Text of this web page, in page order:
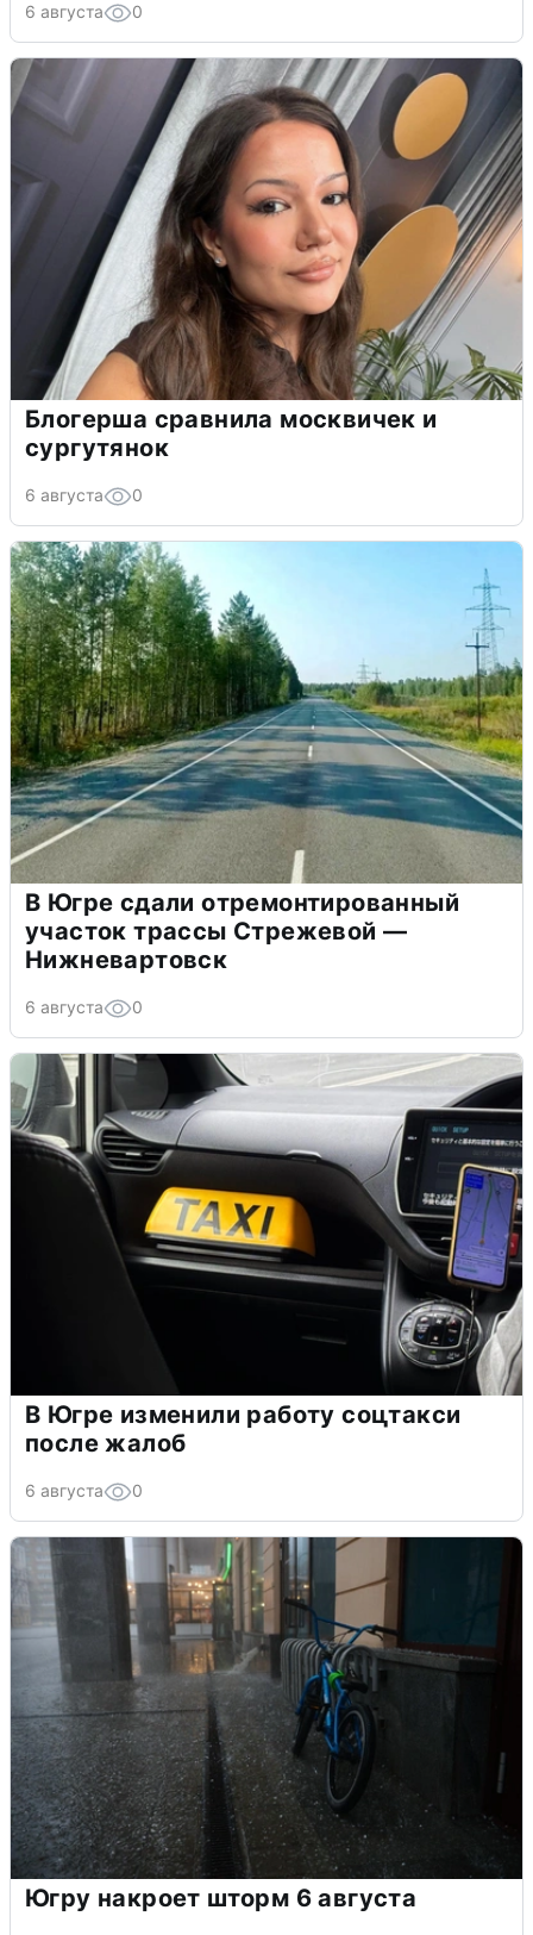
6 августа 0
Блогерша сравнила москвичек и
сургутянок
6 августа 0
В Югре сдали отремонтированный
участок трассы Стрежевой —
Нижневартовск
6 августа 0
В Югре изменили работу соцтакси
после жалоб
6 августа 0
Югру накроет шторм 6 августа